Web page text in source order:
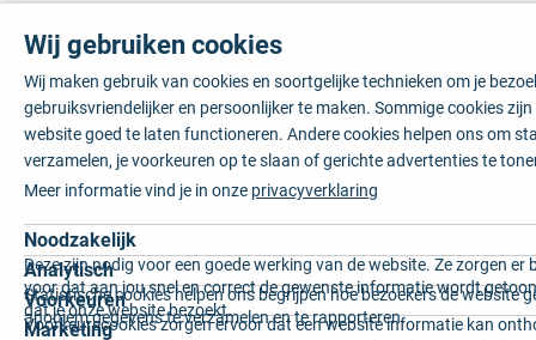
Wij gebruiken cookies
Wij maken gebruik van cookies en soortgelijke technieken om je
gebruiksvriendelijker en persoonlijker te maken. Sommige cookies
website goed te laten functioneren. Andere cookies helpen ons om
verzamelen, je voorkeuren op te slaan of gerichte advertenties te
Meer informatie vind je in onze privacyverklaring
Noodzakelijk
Deze zijn nodig voor een goede werking van de website. Ze zorgen er
voor dat aan jou snel en correct de gewenste informatie wordt
dat je onze website bezoekt.
Analytisch
Statistische cookies helpen ons begrijpen hoe bezoekers de website
anoniem gegevens te verzamelen en te rapporteren.
Voorkeuren
Voorkeurscookies zorgen ervoor dat een website informatie kan
Marketing